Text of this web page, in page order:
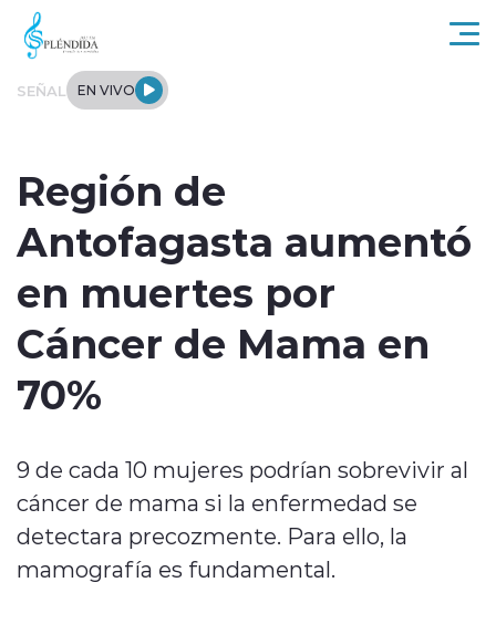
Click acá para ir directamente al contenido
SEÑAL EN VIVO
Regional
Tendencias
Internacional
Entrevistas
Región de
Antofagasta aumentó
en muertes por
Cáncer de Mama en
70%
9 de cada 10 mujeres podrían sobrevivir al
cáncer de mama si la enfermedad se
detectara precozmente. Para ello, la
mamografía es fundamental.